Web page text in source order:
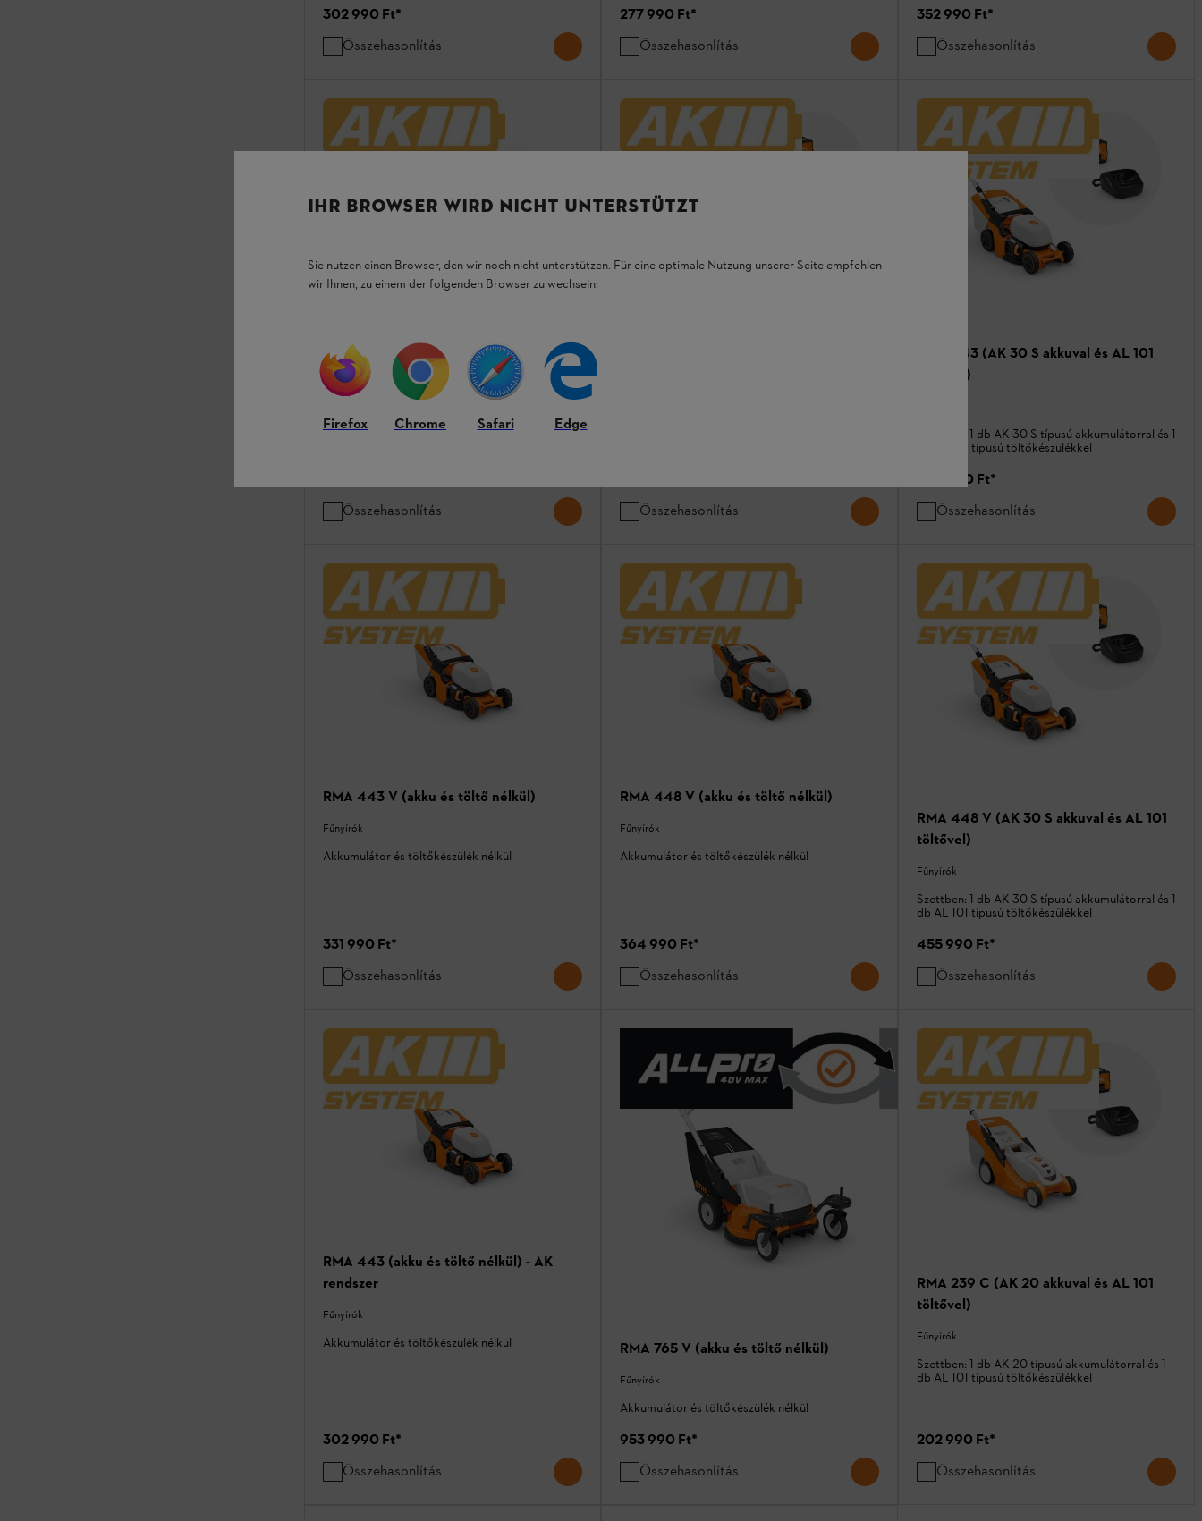
302 990 Ft*
Összehasonlítás
277 990 Ft*
Összehasonlítás
352 990 Ft*
Összehasonlítás
rendszer
Fűnyírók
Összehasonlítás
Összehasonlítás
RMA 443 (AK 30 S akkuval és AL 101
töltővel)
Szettben: 1 db AK 30 S típusú akkumulátorral és 1
db AL 101 típusú töltőkészülékkel
360 990 Ft*
Összehasonlítás
RMA 443 V (akku és töltő nélkül)
Fűnyírók
Akkumulátor és töltőkészülék nélkül
331 990 Ft*
Összehasonlítás
RMA 448 V (akku és töltő nélkül)
Fűnyírók
Akkumulátor és töltőkészülék nélkül
364 990 Ft*
Összehasonlítás
RMA 448 V (AK 30 S akkuval és AL 101
töltővel)
Fűnyírók
Szettben: 1 db AK 30 S típusú akkumulátorral és 1
db AL 101 típusú töltőkészülékkel
455 990 Ft*
Összehasonlítás
RMA 443 (akku és töltő nélkül) - AK
rendszer
Fűnyírók
Akkumulátor és töltőkészülék nélkül
302 990 Ft*
Összehasonlítás
RMA 765 V (akku és töltő nélkül)
Fűnyírók
Akkumulátor és töltőkészülék nélkül
953 990 Ft*
Összehasonlítás
RMA 239 C (AK 20 akkuval és AL 101
töltővel)
Fűnyírók
Szettben: 1 db AK 20 típusú akkumulátorral és 1
db AL 101 típusú töltőkészülékkel
202 990 Ft*
Összehasonlítás
IHR BROWSER WIRD NICHT UNTERSTÜTZT
Sie nutzen einen Browser, den wir noch nicht unterstützen. Für eine optimale Nutzung unserer Seite empfehlen
wir Ihnen, zu einem der folgenden Browser zu wechseln:
Firefox Chrome Safari Edge